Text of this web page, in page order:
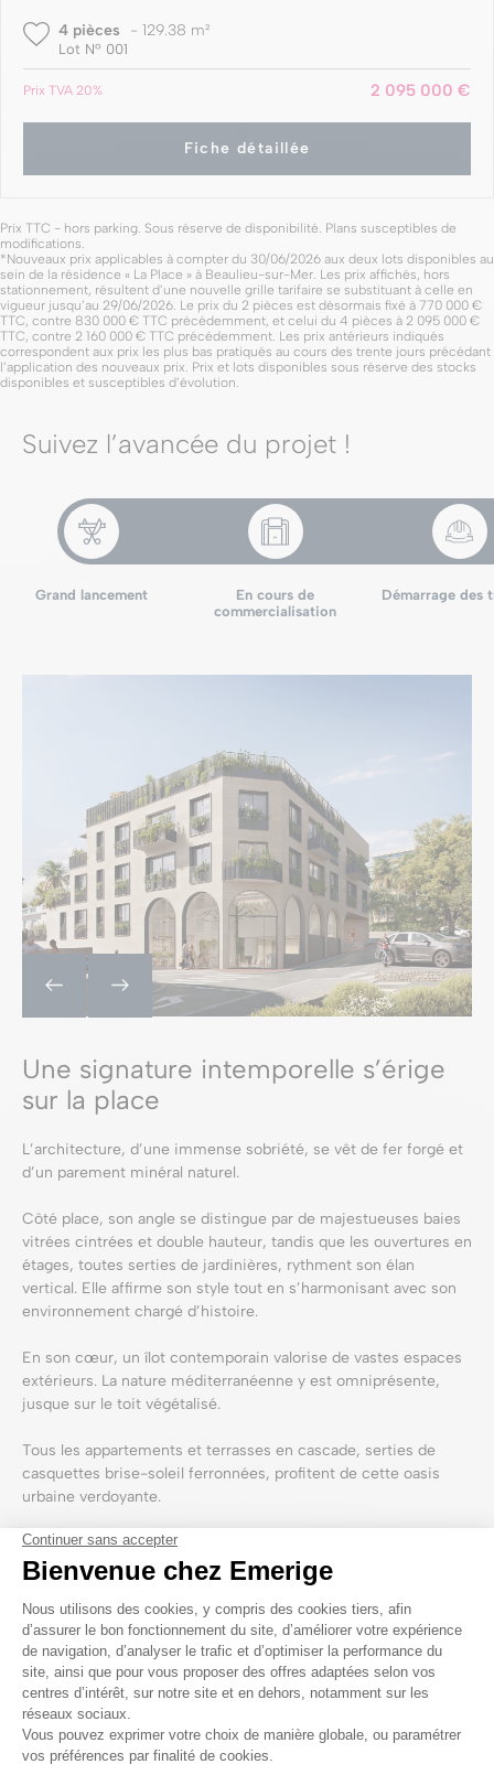
4 pièces - 129.38 m²
Lot Nº 001
Prix TVA 20% 2 095 000 €
Fiche détaillée
Prix TTC - hors parking. Sous réserve de disponibilité. Plans susceptibles de
modifications.
*Nouveaux prix applicables à compter du 30/06/2026 aux deux lots disponibles au
sein de la résidence « La Place » à Beaulieu-sur-Mer. Les prix affichés, hors
stationnement, résultent d’une nouvelle grille tarifaire se substituant à celle en
vigueur jusqu’au 29/06/2026. Le prix du 2 pièces est désormais fixé à 770 000 €
TTC, contre 830 000 € TTC précédemment, et celui du 4 pièces à 2 095 000 €
TTC, contre 2 160 000 € TTC précédemment. Les prix antérieurs indiqués
correspondent aux prix les plus bas pratiqués au cours des trente jours précédant
l’application des nouveaux prix. Prix et lots disponibles sous réserve des stocks
disponibles et susceptibles d’évolution.
J’exploremon futur quartier
Une signature intemporelle s’érige
sur la place
L’architecture, d’une immense sobriété, se vêt de fer forgé et
d’un parement minéral naturel.
Côté place, son angle se distingue par de majestueuses baies
vitrées cintrées et double hauteur, tandis que les ouvertures en
étages, toutes serties de jardinières, rythment son élan
vertical. Elle affirme son style tout en s’harmonisant avec son
environnement chargé d’histoire.
En son cœur, un îlot contemporain valorise de vastes espaces
extérieurs. La nature méditerranéenne y est omniprésente,
jusque sur le toit végétalisé.
Tous les appartements et terrasses en cascade, serties de
casquettes brise-soleil ferronnées, profitent de cette oasis
urbaine verdoyante.
Suivez l’avancée du projet !
Grand lancement
En cours de
commercialisation
Démarrage des